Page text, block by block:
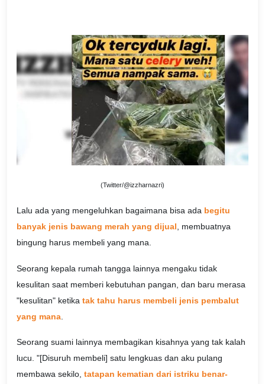
(Twitter/@izzharnazri)
Lalu ada yang mengeluhkan bagaimana bisa ada begitu
banyak jenis bawang merah yang dijual , membuatnya
bingung harus membeli yang mana.
Seorang kepala rumah tangga lainnya mengaku tidak
kesulitan saat memberi kebutuhan pangan, dan baru merasa
"kesulitan" ketika tak tahu harus membeli jenis pembalut
yang mana
Seorang suami lainnya membagikan kisahnya yang tak kalah
lucu. "[Disuruh membeli] satu lengkuas dan aku pulang
membawa sekilo, tatapan kematian dari istriku benar-